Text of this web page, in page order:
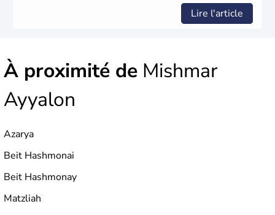
Lire l'article
À proximité de Mishmar
Ayyalon
Azarya
Beit Hashmonai
Beit Hashmonay
Matzliah